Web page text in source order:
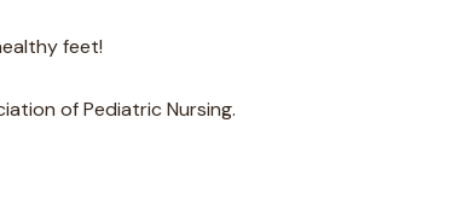
feet!
of Pediatric Nursing.